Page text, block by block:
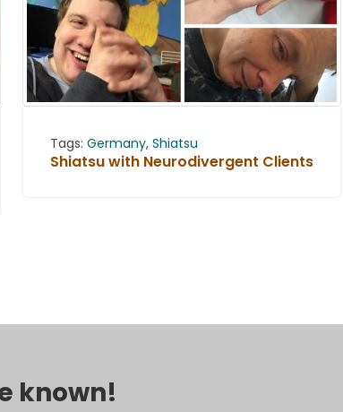
Tags: Germany, Shiatsu
Shiatsu with Neurodivergent Clients
known!